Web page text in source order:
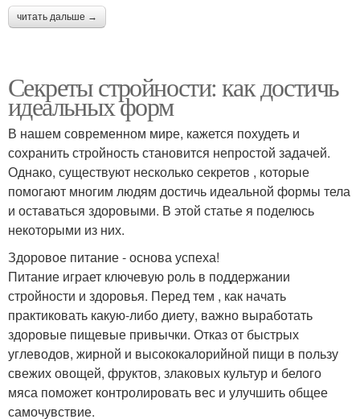
читать дальше →
Секреты стройности: как достичь
идеальных форм
В нашем современном мире, кажется похудеть и
сохранить стройность становится непростой задачей.
Однако, существуют несколько секретов , которые
помогают многим людям достичь идеальной формы тела
и оставаться здоровыми. В этой статье я поделюсь
некоторыми из них.
Здоровое питание - основа успеха!
Питание играет ключевую роль в поддержании
стройности и здоровья. Перед тем , как начать
практиковать какую-либо диету, важно выработать
здоровые пищевые привычки. Отказ от быстрых
углеводов, жирной и высококалорийной пищи в пользу
свежих овощей, фруктов, злаковых культур и белого
мяса поможет контролировать вес и улучшить общее
самочувствие.